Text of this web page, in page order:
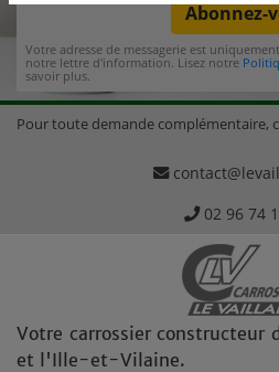
Abonnez-
Votre adresse de messagerie est
notre lettre d'information. Lisez notre
savoir plus.
Pour toute demande complémentaire,
02 96 74
Votre carrossier constructeur
et l'Ille-et-Vilaine.